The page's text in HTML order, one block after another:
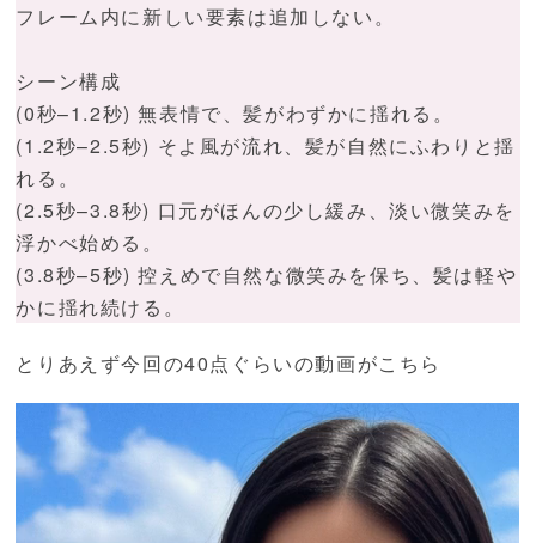
フレーム内に新しい要素は追加しない。
シーン構成
(0秒–1.2秒) 無表情で、髪がわずかに揺れる。
(1.2秒–2.5秒) そよ風が流れ、髪が自然にふわりと揺
れる。
(2.5秒–3.8秒) 口元がほんの少し緩み、淡い微笑みを
浮かべ始める。
(3.8秒–5秒) 控えめで自然な微笑みを保ち、髪は軽や
かに揺れ続ける。
とりあえず今回の40点ぐらいの動画がこちら